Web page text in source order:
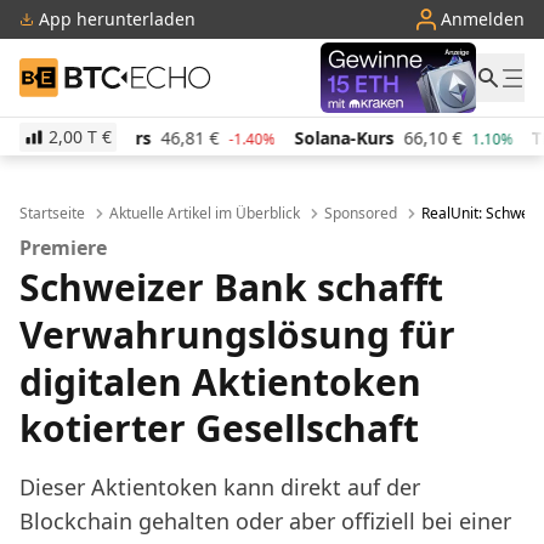
App herunterladen Anmelden
BTC-ECHO
2,00 T €
46,81 € -1.40% Solana-Kurs 66,10 € 1.10% TRON-Kurs
Startseite Aktuelle Artikel im Überblick Sponsored RealUnit:
Premiere
Schweizer Bank schafft
Verwahrungslösung für
digitalen Aktientoken
kotierter Gesellschaft
Dieser Aktientoken kann direkt auf der
Blockchain gehalten oder aber offiziell bei einer